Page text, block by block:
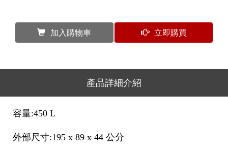
加入購物車 立即購買
產品詳細介紹
容量:450 L
外部尺寸:195 x 89 x 44 公分